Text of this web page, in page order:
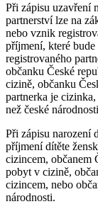
Při zápisu uzavření
partnerství lze na
nebo vznik
příjmení, které
registrovaného
občanku České
cizině, občanku
partnerka je
než české
Při zápisu narození
příjmení dítěte
cizincem, občanem
pobyt v cizině,
cizincem, nebo
národnosti.